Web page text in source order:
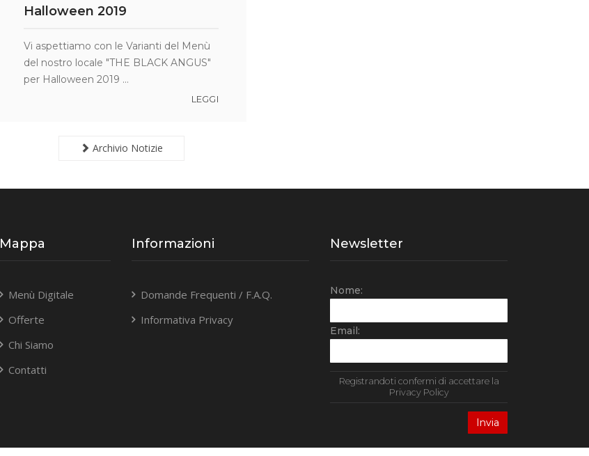
Halloween 2019
Vi aspettiamo con le Varianti del Menù
del nostro locale "THE BLACK ANGUS"
per Halloween 2019 ...
LEGGI
Archivio Notizie
Mappa
Menù Digitale
Offerte
Chi Siamo
Contatti
Informazioni
Domande Frequenti / F.A.Q.
Informativa Privacy
Newsletter
Nome:
Email:
Registrandoti confermi di accettare la
Privacy Policy